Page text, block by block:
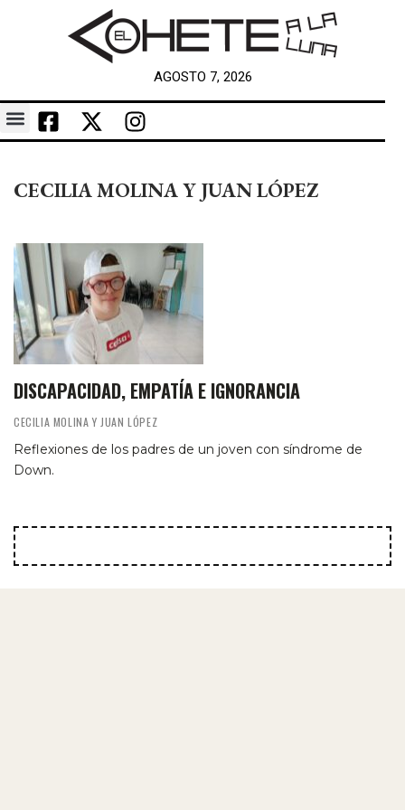
AGOSTO 7, 2026
CECILIA MOLINA Y JUAN LÓPEZ
DISCAPACIDAD, EMPATÍA E IGNORANCIA
CECILIA MOLINA Y JUAN LÓPEZ
Reflexiones de los padres de un joven con síndrome de
Down.